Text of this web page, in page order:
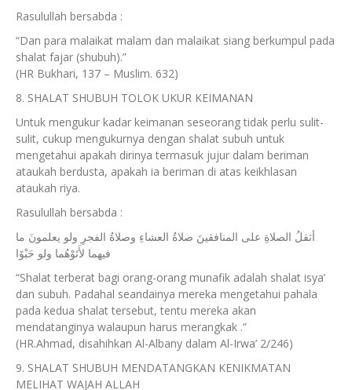
Rasulullah bersabda :
“Dan para malaikat malam dan malaikat siang berkumpul pada
shalat fajar (shubuh).”
(HR Bukhari, 137 – Muslim. 632)
8. SHALAT SHUBUH TOLOK UKUR KEIMANAN
Untuk mengukur kadar keimanan seseorang tidak perlu sulit-
sulit, cukup mengukurnya dengan shalat subuh untuk
mengetahui apakah dirinya termasuk jujur dalam beriman
ataukah berdusta, apakah ia beriman di atas keikhlasan
ataukah riya.
Rasulullah bersabda :
أثقلُ الصلاةِ على المنافقينَ صلاةُ العشاءِ وصلاةُ الفجرِ ولو يعلمونَ ما
فيهما لأَتَوْهُما ولو حَبْوًا
“Shalat terberat bagi orang-orang munafik adalah shalat isya’
dan subuh. Padahal seandainya mereka mengetahui pahala
pada kedua shalat tersebut, tentu mereka akan
mendatanginya walaupun harus merangkak .”
(HR.Ahmad, disahihkan Al-Albany dalam Al-Irwa’ 2/246)
9. SHALAT SHUBUH MENDATANGKAN KENIKMATAN
MELIHAT WAJAH ALLAH